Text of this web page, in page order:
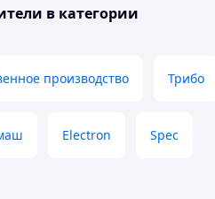
в категории
производство Трибо
Electron Spec